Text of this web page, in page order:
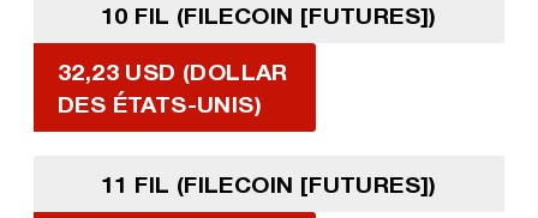
10 FIL (FILECOIN [FUTURES])
32,23 USD (DOLLAR
DES ÉTATS-UNIS)
11 FIL (FILECOIN [FUTURES])